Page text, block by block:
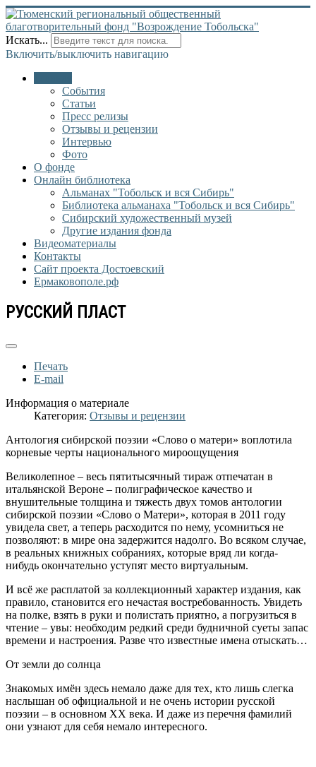
Искать...
Включить/выключить навигацию
События
Статьи
Пресс релизы
Отзывы и рецензии
Интервью
Фото
О фонде
Онлайн библиотека
Альманах "Тобольск и вся Сибирь"
Библиотека альманаха "Тобольск и вся Сибирь"
Сибирский художественный музей
Другие издания фонда
Видеоматериалы
Контакты
Сайт проекта Достоевский
Ермаковополе.рф
РУССКИЙ ПЛАСТ
Печать
E-mail
Информация о материале
Категория: Отзывы и рецензии
Антология сибирской поэзии «Слово о матери» воплотила
корневые черты национального мироощущения
Великолепное – весь пятитысячный тираж отпечатан в
итальянской Вероне – полиграфическое качество и
внушительные толщина и тяжесть двух томов антологии
сибирской поэзии «Слово о Матери», которая в 2011 году
увидела свет, а теперь расходится по нему, усомниться не
позволяют: в мире она задержится надолго. Во всяком случае,
в реальных книжных собраниях, которые вряд ли когда-
нибудь окончательно уступят место виртуальным.
И всё же расплатой за коллекционный характер издания, как
правило, становится его нечастая востребованность. Увидеть
на полке, взять в руки и полистать приятно, а погрузиться в
чтение – увы: необходим редкий среди будничной суеты запас
времени и настроения. Разве что известные имена отыскать…
От земли до солнца
Знакомых имён здесь немало даже для тех, кто лишь слегка
наслышан об официальной и не очень истории русской
поэзии – в основном XX века. И даже из перечня фамилий
они узнают для себя немало интересного.